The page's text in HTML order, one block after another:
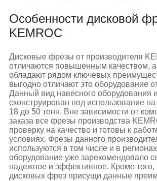
Особенности дисковой
KEMROC
Дисковые фрезы от производителя
отличаются повышенным качеством,
обладают рядом ключевых
выгодно отличают это оборудование
Данный вид навесного оборудования
сконструирован под использование на
18 до 50 тонн. Вне зависимости от
заказа все фрезы производства
проверку на качество и готовы к
условиях. Фрезы данного
используются в том числе и в
оборудование уже зарекомендовало
надежное и эффективное. Кроме того,
дисковых фрез присущи данные